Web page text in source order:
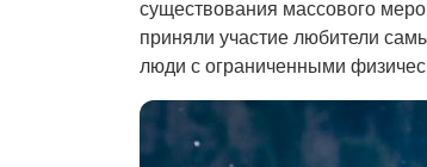
существования массового
приняли участие любители
люди с ограниченными